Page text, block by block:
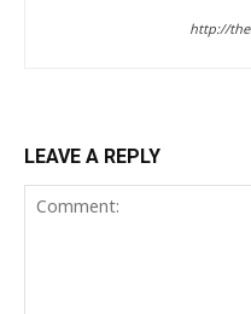
http://
LEAVE A REPLY